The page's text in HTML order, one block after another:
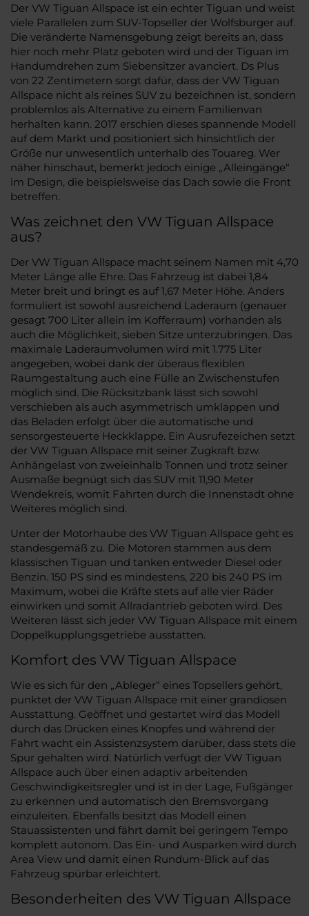
Der VW Tiguan Allspace ist ein echter Tiguan und weist
viele Parallelen zum SUV-Topseller der Wolfsburger auf.
Die veränderte Namensgebung zeigt bereits an, dass
hier noch mehr Platz geboten wird und der Tiguan im
Handumdrehen zum Siebensitzer avanciert. Ds Plus
von 22 Zentimetern sorgt dafür, dass der VW Tiguan
Allspace nicht als reines SUV zu bezeichnen ist, sondern
problemlos als Alternative zu einem Familienvan
herhalten kann. 2017 erschien dieses spannende Modell
auf dem Markt und positioniert sich hinsichtlich der
Größe nur unwesentlich unterhalb des Touareg. Wer
näher hinschaut, bemerkt jedoch einige „Alleingänge“
im Design, die beispielsweise das Dach sowie die Front
betreffen.
Was zeichnet den VW Tiguan Allspace
aus?
Der VW Tiguan Allspace macht seinem Namen mit 4,70
Meter Länge alle Ehre. Das Fahrzeug ist dabei 1,84
Meter breit und bringt es auf 1,67 Meter Höhe. Anders
formuliert ist sowohl ausreichend Laderaum (genauer
gesagt 700 Liter allein im Kofferraum) vorhanden als
auch die Möglichkeit, sieben Sitze unterzubringen. Das
maximale Laderaumvolumen wird mit 1.775 Liter
angegeben, wobei dank der überaus flexiblen
Raumgestaltung auch eine Fülle an Zwischenstufen
möglich sind. Die Rücksitzbank lässt sich sowohl
verschieben als auch asymmetrisch umklappen und
das Beladen erfolgt über die automatische und
sensorgesteuerte Heckklappe. Ein Ausrufezeichen setzt
der VW Tiguan Allspace mit seiner Zugkraft bzw.
Anhängelast von zweieinhalb Tonnen und trotz seiner
Ausmaße begnügt sich das SUV mit 11,90 Meter
Wendekreis, womit Fahrten durch die Innenstadt ohne
Weiteres möglich sind.
Unter der Motorhaube des VW Tiguan Allspace geht es
standesgemäß zu. Die Motoren stammen aus dem
klassischen Tiguan und tanken entweder Diesel oder
Benzin. 150 PS sind es mindestens, 220 bis 240 PS im
Maximum, wobei die Kräfte stets auf alle vier Räder
einwirken und somit Allradantrieb geboten wird. Des
Weiteren lässt sich jeder VW Tiguan Allspace mit einem
Doppelkupplungsgetriebe ausstatten.
Komfort des VW Tiguan Allspace
Wie es sich für den „Ableger“ eines Topsellers gehört,
punktet der VW Tiguan Allspace mit einer grandiosen
Ausstattung. Geöffnet und gestartet wird das Modell
durch das Drücken eines Knopfes und während der
Fahrt wacht ein Assistenzsystem darüber, dass stets die
Spur gehalten wird. Natürlich verfügt der VW Tiguan
Allspace auch über einen adaptiv arbeitenden
Geschwindigkeitsregler und ist in der Lage, Fußgänger
zu erkennen und automatisch den Bremsvorgang
einzuleiten. Ebenfalls besitzt das Modell einen
Stauassistenten und fährt damit bei geringem Tempo
komplett autonom. Das Ein- und Ausparken wird durch
Area View und damit einen Rundum-Blick auf das
Fahrzeug spürbar erleichtert.
Besonderheiten des VW Tiguan Allspace